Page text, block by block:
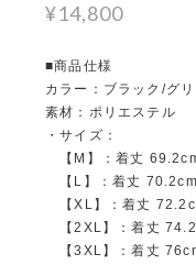
¥14,800
■商品仕様
カラー：ブラック/グ
素材：ポリエステル
・サイズ：
【M】：着丈
【L】：着丈
【XL】：着丈
【2XL】：着丈
【3XL】：着丈